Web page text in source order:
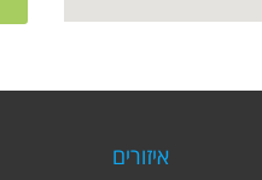
איזורים